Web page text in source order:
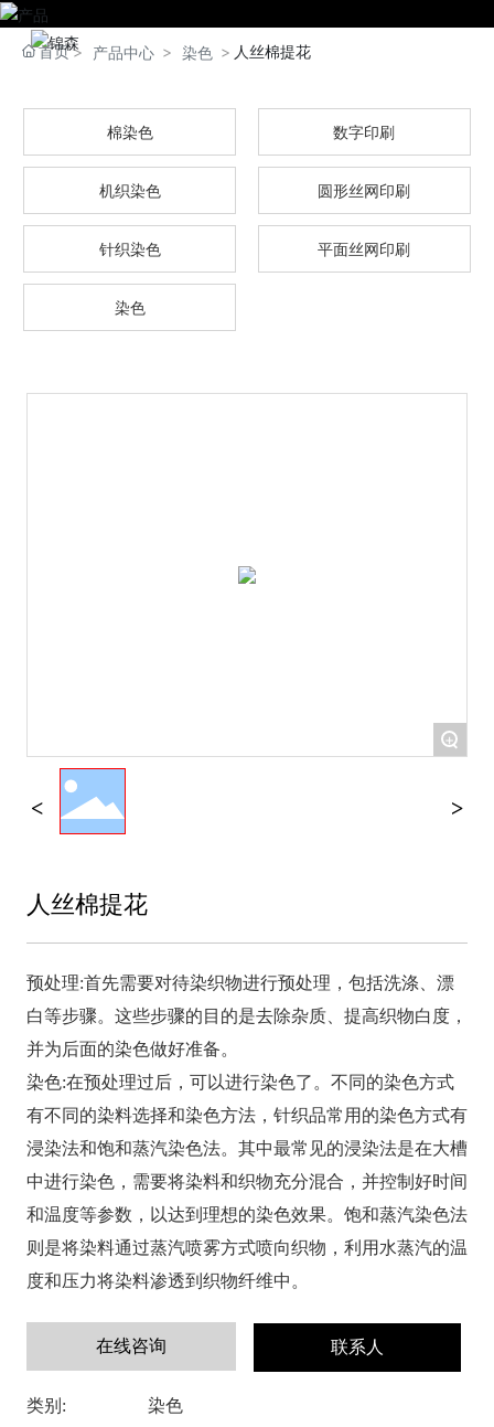
首页 产品中心 染色 人丝棉提花
棉染色 数字印刷
机织染色 圆形丝网印刷
针织染色 平面丝网印刷
染色
+
人丝棉提花
预处理:首先需要对待染织物进行预处理，包括洗涤、漂
白等步骤。这些步骤的目的是去除杂质、提高织物白度，
并为后面的染色做好准备。
染色:在预处理过后，可以进行染色了。不同的染色方式
有不同的染料选择和染色方法，针织品常用的染色方式有
浸染法和饱和蒸汽染色法。其中最常见的浸染法是在大槽
中进行染色，需要将染料和织物充分混合，并控制好时间
和温度等参数，以达到理想的染色效果。饱和蒸汽染色法
则是将染料通过蒸汽喷雾方式喷向织物，利用水蒸汽的温
度和压力将染料渗透到织物纤维中。
在线咨询 联系人
类别: 染色